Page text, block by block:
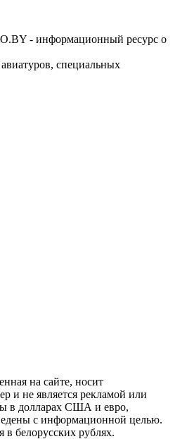
- информационный ресурс о
специальных
на сайте, носит
и не является рекламой или
в долларах США и евро,
с информационной целью.
в белорусских рублях.